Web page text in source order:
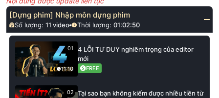
[Dựng phim] Nhập môn dựng phim
Số lượng:11 video Thời lượng: 01:02:50
01
11:10
4 LỖI TƯ DUY nghiêm trọng của editor
mới
FREE
02
Tại sao bạn không kiếm được nhiều tiền từ